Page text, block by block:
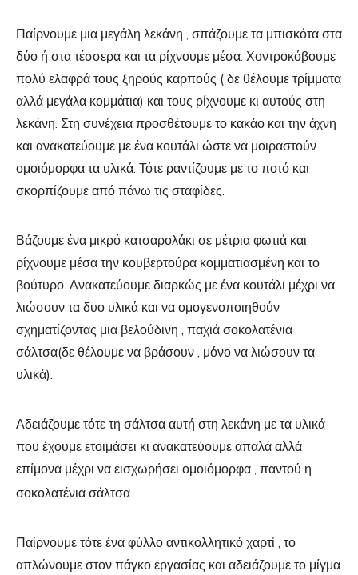
Παίρνουμε μια μεγάλη λεκάνη , σπάζουμε τα μπισκότα στα
δύο ή στα τέσσερα και τα ρίχνουμε μέσα. Χοντροκόβουμε
πολύ ελαφρά τους ξηρούς καρπούς ( δε θέλουμε τρίμματα
αλλά μεγάλα κομμάτια) και τους ρίχνουμε κι αυτούς στη
λεκάνη. Στη συνέχεια προσθέτουμε το κακάο και την άχνη
και ανακατεύουμε με ένα κουτάλι ώστε να μοιραστούν
ομοιόμορφα τα υλικά. Τότε ραντίζουμε με το ποτό και
σκορπίζουμε από πάνω τις σταφίδες.
Βάζουμε ένα μικρό κατσαρολάκι σε μέτρια φωτιά και
ρίχνουμε μέσα την κουβερτούρα κομματιασμένη και το
βούτυρο. Ανακατεύουμε διαρκώς με ένα κουτάλι μέχρι να
λιώσουν τα δυο υλικά και να ομογενοποιηθούν
σχηματίζοντας μια βελούδινη , παχιά σοκολατένια
σάλτσα(δε θέλουμε να βράσουν , μόνο να λιώσουν τα
υλικά).
Αδειάζουμε τότε τη σάλτσα αυτή στη λεκάνη με τα υλικά
που έχουμε ετοιμάσει κι ανακατεύουμε απαλά αλλά
επίμονα μέχρι να εισχωρήσει ομοιόμορφα , παντού η
σοκολατένια σάλτσα.
Παίρνουμε τότε ένα φύλλο αντικολλητικό χαρτί , το
απλώνουμε στον πάγκο εργασίας και αδειάζουμε το μίγμα